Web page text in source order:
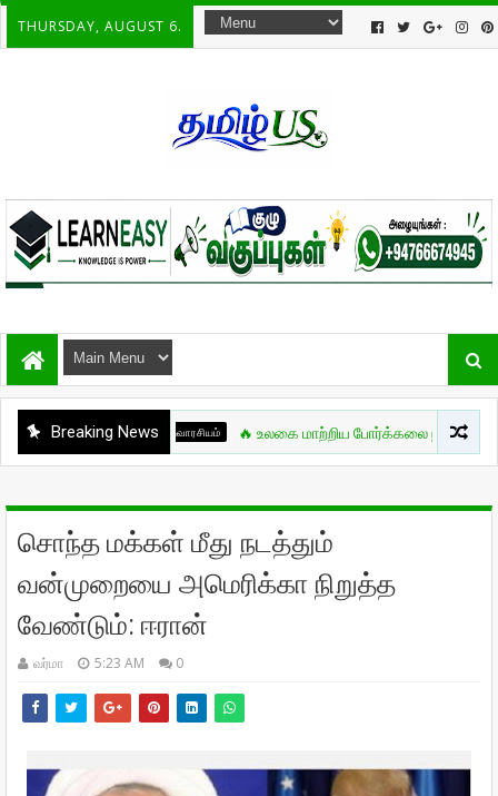
THURSDAY, AUGUST 6.
Breaking News
சுவாரசியம் 🔥 உலகை மாற்றிய போர்க்கலை நாயகன் – Bruce Lee
சொந்த மக்கள் மீது நடத்தும்
வன்முறையை அமெரிக்கா நிறுத்த
வேண்டும்: ஈரான்
வர்மா 5:23 AM 0